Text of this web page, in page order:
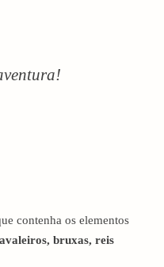
contenha os elementos
bruxas, reis